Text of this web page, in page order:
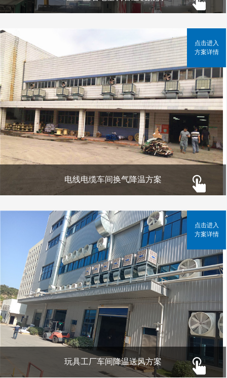
电线电缆车间换气降温方案
点击进入
方案详情
玩具工厂车间降温送风方案
点击进入
方案详情